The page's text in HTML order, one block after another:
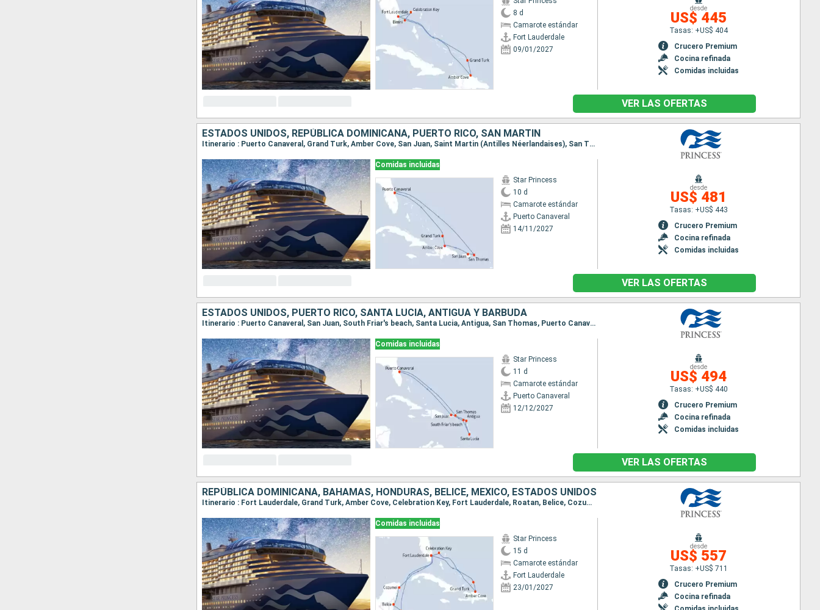
8 d
Camarote estándar
Fort Lauderdale
09/01/2027
desde
US$ 445
Tasas: +US$ 404
Crucero Premium
Cocina refinada
Comidas incluidas
VER LAS OFERTAS
ESTADOS UNIDOS, REPÚBLICA DOMINICANA, PUERTO RICO, SAN MARTÍN
Itinerario : Puerto Canaveral, Grand Turk, Amber Cove, San Juan, Saint Martin (Antilles Néerlandaises), San Thomas, Puerto Canaveral
Comidas incluidas
Star Princess
10 d
Camarote estándar
Puerto Canaveral
14/11/2027
desde
US$ 481
Tasas: +US$ 443
Crucero Premium
Cocina refinada
Comidas incluidas
VER LAS OFERTAS
ESTADOS UNIDOS, PUERTO RICO, SANTA LUCIA, ANTIGUA Y BARBUDA
Itinerario : Puerto Canaveral, San Juan, South Friar's beach, Santa Lucia, Antigua, San Thomas, Puerto Canaveral
Comidas incluidas
Star Princess
11 d
Camarote estándar
Puerto Canaveral
12/12/2027
desde
US$ 494
Tasas: +US$ 440
Crucero Premium
Cocina refinada
Comidas incluidas
VER LAS OFERTAS
REPÚBLICA DOMINICANA, BAHAMAS, HONDURAS, BELICE, MÉXICO, ESTADOS UNIDOS
Itinerario : Fort Lauderdale, Grand Turk, Amber Cove, Celebration Key, Fort Lauderdale, Roatan, Belice, Cozumel, Fort Lauderdale
Comidas incluidas
Star Princess
15 d
Camarote estándar
Fort Lauderdale
23/01/2027
desde
US$ 557
Tasas: +US$ 711
Crucero Premium
Cocina refinada